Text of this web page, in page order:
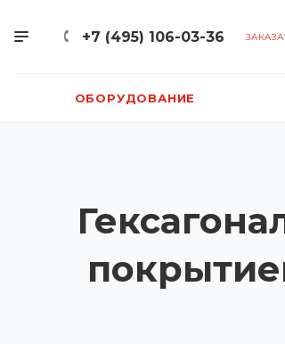
+7 (495) 106-03-36
ОБОРУДОВАНИЕ